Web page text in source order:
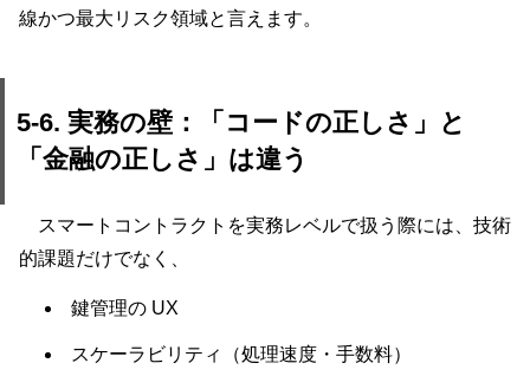
線かつ最大リスク領域と言えます。
5-6. 実務の壁：「コードの正しさ」と
「金融の正しさ」は違う
スマートコントラクトを実務レベルで扱う際には、技術
的課題だけでなく、
鍵管理の UX
スケーラビリティ（処理速度・手数料）